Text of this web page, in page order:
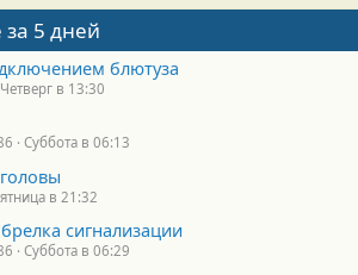
5 дней
блютуза
Четверг в 13:30
Суббота в 06:13
в 21:32
сигнализации
Суббота в 06:29